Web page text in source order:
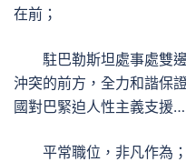
在前；
駐巴勒斯坦處事處雙
沖突的前方，全力和諧保
國對巴緊迫人性主義支援
平常職位，非凡作為